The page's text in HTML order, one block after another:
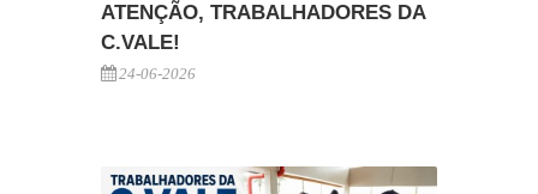
ATENÇÃO, TRABALHADORES DA
C.VALE!
24-06-2026